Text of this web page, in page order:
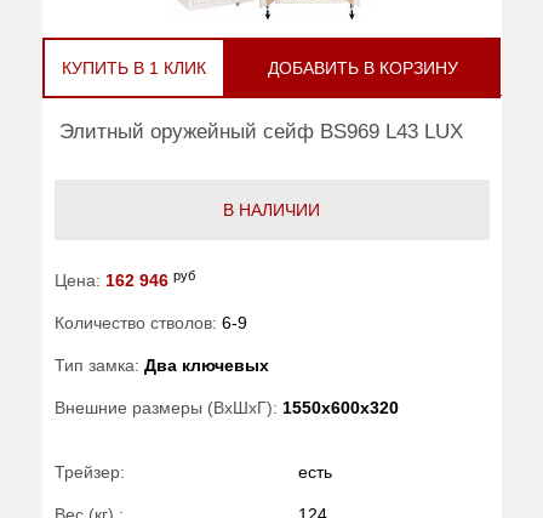
КУПИТЬ В 1 КЛИК ДОБАВИТЬ В КОРЗИНУ
Элитный оружейный сейф BS969 L43 LUX
В НАЛИЧИИ
Цена: 162 946 руб
Количество стволов: 6-9
Тип замка: Два ключевых
Внешние размеры (ВхШхГ): 1550x600x320
Трейзер: есть